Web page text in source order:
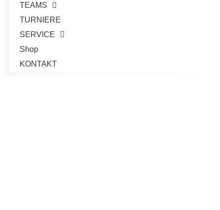
TEAMS
TURNIERE
SERVICE
Shop
KONTAKT